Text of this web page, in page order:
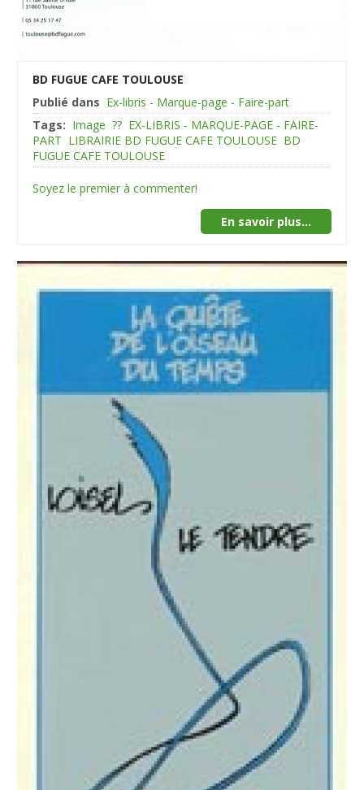
BD FUGUE CAFE TOULOUSE
Publié dans Ex-libris - Marque-page - Faire-part
Tags: Image ?? EX-LIBRIS - MARQUE-PAGE - FAIRE-
PART LIBRAIRIE BD FUGUE CAFE TOULOUSE BD
FUGUE CAFE TOULOUSE
Soyez le premier à commenter!
En savoir plus...